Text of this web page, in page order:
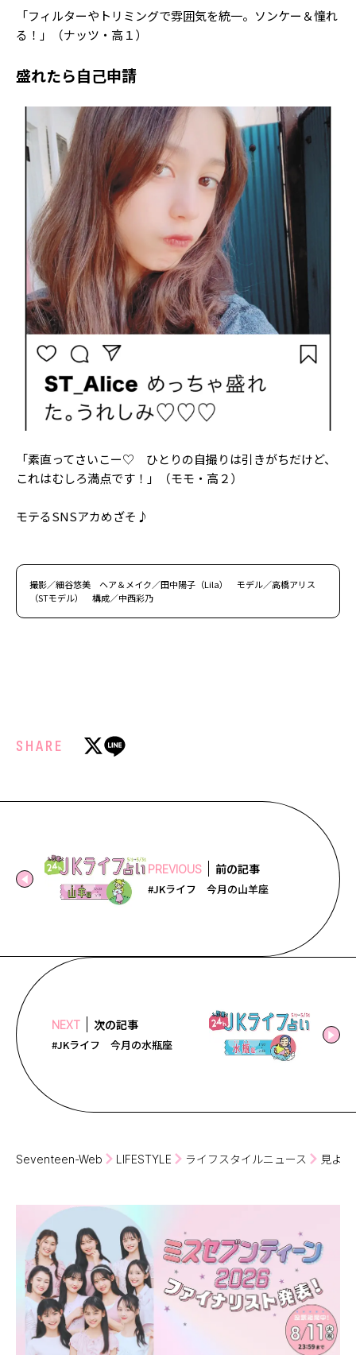
「フィルターやトリミングで雰囲気を統一。ソンケー＆憧れ
る！」（ナッツ・高１）
盛れたら自己申請
「素直ってさいこー♡ ひとりの自撮りは引きがちだけど、
これはむしろ満点です！」（モモ・高２）
モテるSNSアカめざそ♪
撮影／細谷悠美 ヘア＆メイク／田中陽子（Lila） モデル／高橋アリス
（STモデル） 構成／中西彩乃
SHARE
PREVIOUS 前の記事
#JKライフ 今月の山羊座
NEXT 次の記事
#JKライフ 今月の水瓶座
Seventeen-Web LIFESTYLE ライフスタイルニュース 見よ